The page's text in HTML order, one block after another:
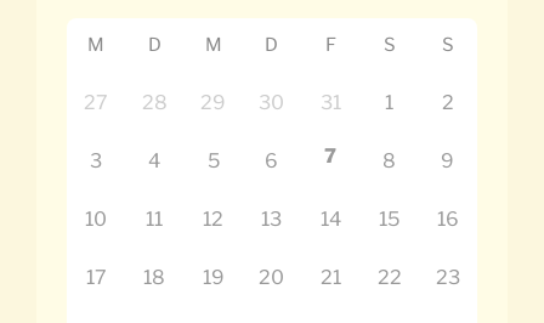
M D M D F S S
27 28 29 30 31 1 2
3 4 5 6 7 8 9
10 11 12 13 14 15 16
17 18 19 20 21 22 23